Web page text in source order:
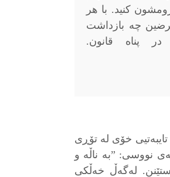
کنید. با هر
چه بازداشت
پناه قانون.
خۆى لە تۆڕى
نووسى: ”بە ناڵە و
لەگەڵ خەڵكى